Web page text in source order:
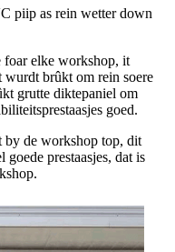
piip as rein wetter down
foar elke workshop, it
brûkt om rein soere
grutte diktepaniel om
goed.
de workshop top, dit
prestaasjes, dat is